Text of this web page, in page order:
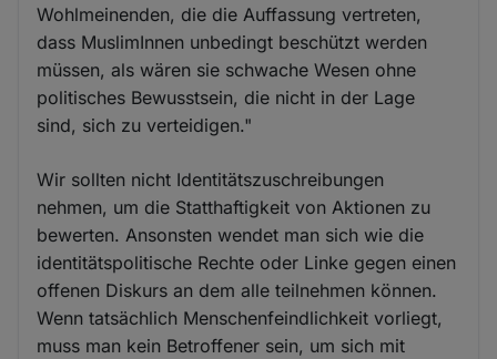
Wohlmeinenden, die die Auffassung vertreten,
dass MuslimInnen unbedingt beschützt werden
müssen, als wären sie schwache Wesen ohne
politisches Bewusstsein, die nicht in der Lage
sind, sich zu verteidigen."
Wir sollten nicht Identitätszuschreibungen
nehmen, um die Statthaftigkeit von Aktionen zu
bewerten. Ansonsten wendet man sich wie die
identitätspolitische Rechte oder Linke gegen einen
offenen Diskurs an dem alle teilnehmen können.
Wenn tatsächlich Menschenfeindlichkeit vorliegt,
muss man kein Betroffener sein, um sich mit